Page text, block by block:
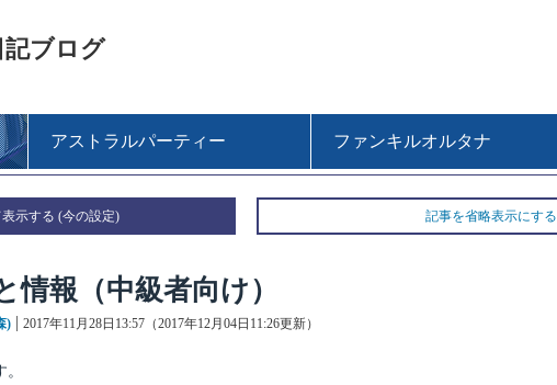
ブログ
アストラルパーティー ファンキルオルタナ
示する 記事を省略表示にする
情報（中級者向け）
)
投
2017年11月28日13:57（2017年12月04日11:26更新）